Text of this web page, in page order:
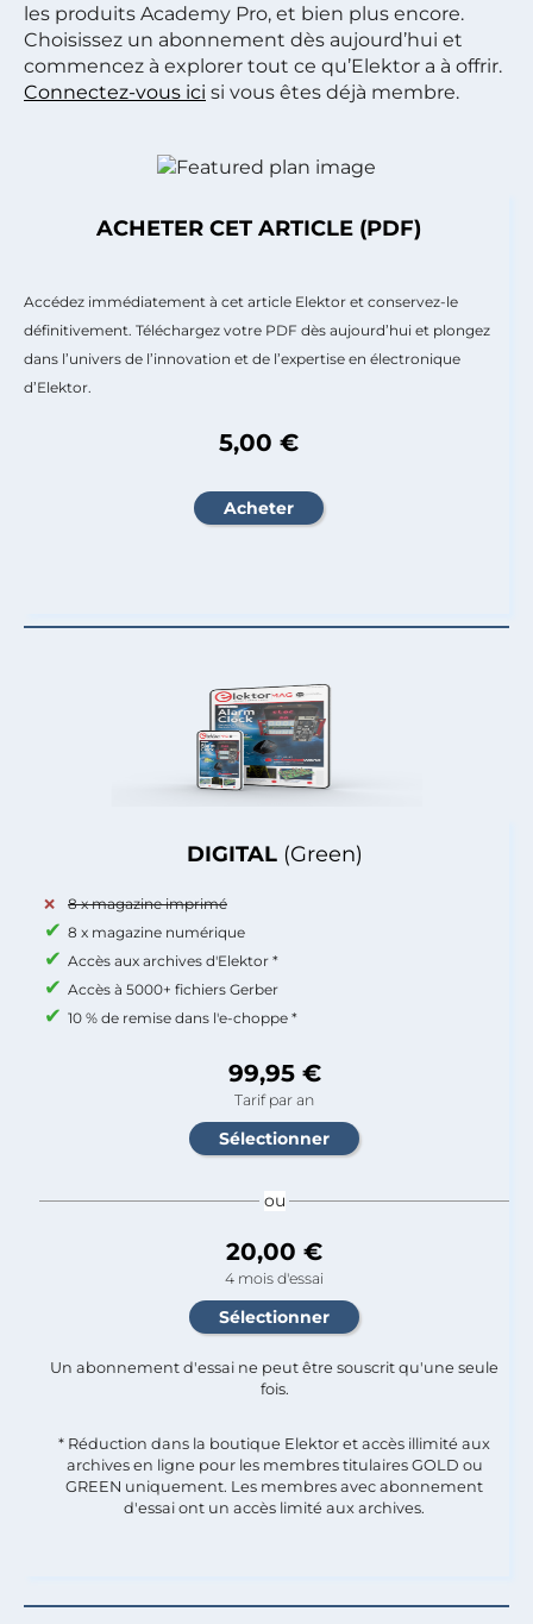
les produits Academy Pro, et bien plus encore.
Choisissez un abonnement dès aujourd’hui et
commencez à explorer tout ce qu’Elektor a à offrir.
Connectez-vous ici si vous êtes déjà membre.
DIGITAL (Green)
8 x magazine imprimé
8 x magazine numérique
Accès aux archives d'Elektor *
Accès à 5000+ fichiers Gerber
10 % de remise dans l'e-choppe *
99,95 €
Tarif par an
ou
20,00 €
4 mois d'essai
Un abonnement d'essai ne peut être souscrit qu'une seule
fois.​
* Réduction dans la boutique Elektor et accès illimité aux
archives en ligne pour les membres titulaires GOLD ou
GREEN uniquement. Les membres avec abonnement
d'essai ont un accès limité aux archives.
ACHETER CET ARTICLE (PDF)
Accédez immédiatement à cet article Elektor et conservez-le
définitivement. Téléchargez votre PDF dès aujourd’hui et plongez
dans l’univers de l’innovation et de l’expertise en électronique
d’Elektor.
5,00 €